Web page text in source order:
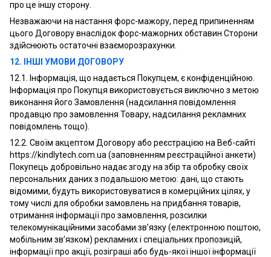
про це іншу сторону.
Незважаючи на настання форс-мажору, перед припиненням
цього Договору внаслідок форс-мажорних обставин Сторони
здійснюють остаточні взаєморозрахунки.
12. ІНШІ УМОВИ ДОГОВОРУ
12.1. Інформація, що надається Покупцем, є конфіденційною.
Інформація про Покупця використовується виключно з метою
виконання його Замовлення (надсилання повідомлення
продавцю про замовлення Товару, надсилання рекламних
повідомлень тощо).
12.2. Своїм акцептом Договору або реєстрацією на Веб-сайті
https://kindlytech.com.ua (заповненням реєстраційної анкети)
Покупець добровільно надає згоду на збір та обробку своїх
персональних даних з подальшою метою: дані, що стають
відомими, будуть використовуватися в комерційних цілях, у
тому числі для обробки замовлень на придбання товарів,
отримання інформації про замовлення, розсилки
телекомунікаційними засобами зв’язку (електронною поштою,
мобільним зв’язком) рекламних і спеціальних пропозицій,
інформації про акції, розіграші або будь-якої іншої інформації